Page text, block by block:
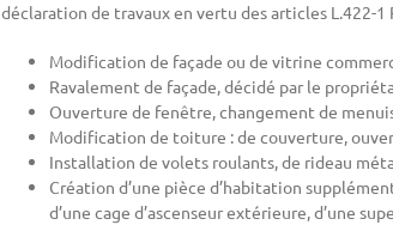
déclaration de travaux en vertu des articles L.422-1
Modification de façade ou de vitrine
Ravalement de façade, décidé par le
Ouverture de fenêtre, changement de
Modification de toiture : de couverture,
Installation de volets roulants, de rideau
Création d’une pièce d’habitation
d’une cage d’ascenseur extérieure, d’une